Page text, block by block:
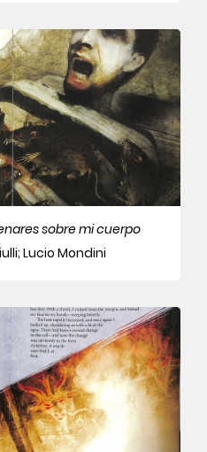
sobre mi cuerpo
Lucio Mondini